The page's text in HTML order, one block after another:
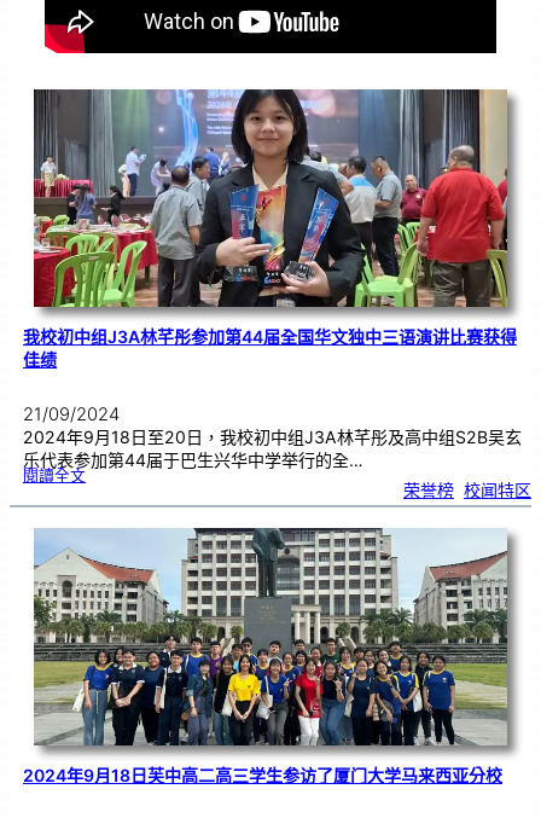
我校初中组J3A林芊彤参加第44届全国华文独中三语演讲比赛获得
佳绩
21/09/2024
2024年9月18日至20日，我校初中组J3A林芊彤及高中组S2B吴玄
乐代表参加第44届于巴生兴华中学举行的全…
閱讀全文:我
中
J
3
芊
彤
参
加
第
4
4
届
全
国
华
文
独
中
三
语
演
讲
比赛获
得
佳
绩
荣誉榜 校闻特区
2024年9月18日芙中高二高三学生参访了厦门大学马来西亚分校